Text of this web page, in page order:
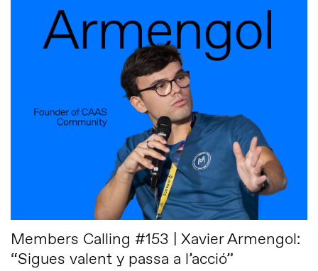
Members Calling #153 | Xavier Armengol:
“Sigues valent y passa a l’acció”